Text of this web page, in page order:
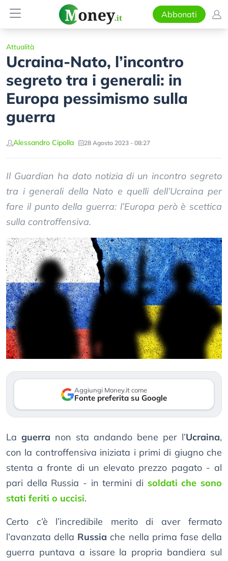
Abbonati
Attualità
Ucraina-Nato, l’incontro
segreto tra i generali: in
Europa pessimismo sulla
guerra
Alessandro Cipolla 28 Agosto 2023 - 08:27
Il Guardian ha dato notizia di un incontro segreto
tra i generali della Nato e quelli dell’Ucraina per
fare il punto della guerra: l’Europa però è scettica
sulla controffensiva.
Aggiungi Money.it come
Fonte preferita su Google
La guerra non sta andando bene per l’Ucraina,
con la controffensiva iniziata i primi di giugno che
stenta a fronte di un elevato prezzo pagato - al
pari della Russia - in termini di soldati che sono
stati feriti o uccisi.
Certo c’è l’incredibile merito di aver fermato
l’avanzata della Russia che nella prima fase della
guerra puntava a issare la propria bandiera sul